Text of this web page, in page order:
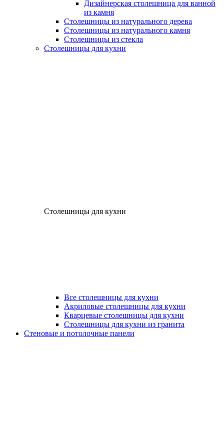
Дизайнерская столешница для ванной
из камня
Столешницы из натурального дерева
Столешницы из натурального камня
Столешницы из стекла
Столешницы для кухни
Столешницы для кухни
Все столешницы для кухни
Акриловые столешницы для кухни
Кварцевые столешницы для кухни
Столешницы для кухни из гранита
Стеновые и потолочные панели